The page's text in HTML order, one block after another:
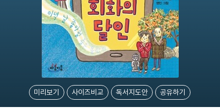
미리보기 사이즈비교 독서지도안 공유하기